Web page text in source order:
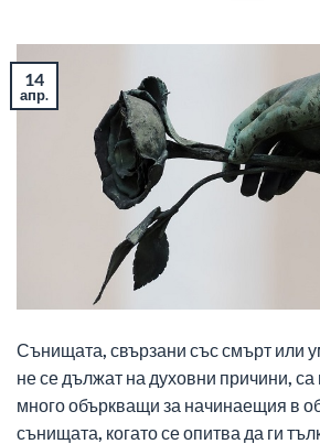
14
апр.
Сънищата, свързани със смърт или
не се дължат на духовни причини,
много объркващи за начинаещия в
сънищата, когато се опитва да ги